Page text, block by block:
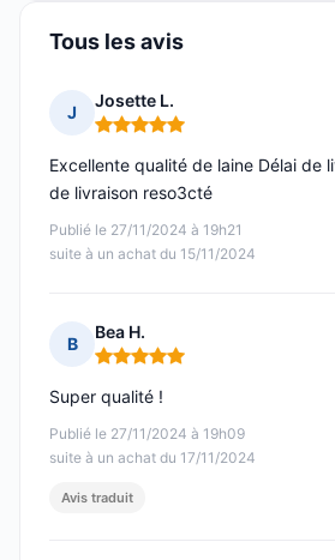
Tous les avis
J
Josette L.
Note : 5 sur 5
Publié le 27/11/2024 à 19h21
suite à un achat du 15/11/2024
Excellente qualité de laine Délai de
de livraison reso3cté
B
Bea H.
Note : 5 sur 5
Publié le 27/11/2024 à 19h09
suite à un achat du 17/11/2024
Super qualité !
Avis traduit